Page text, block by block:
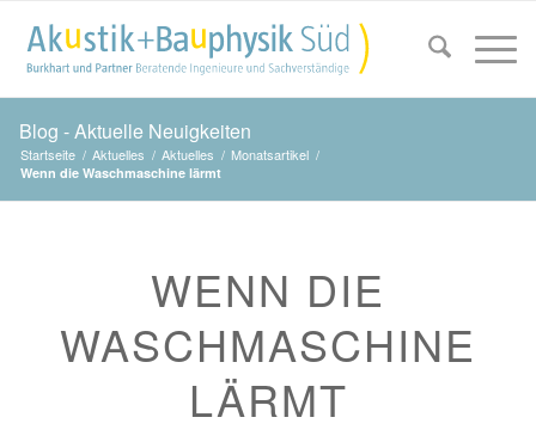
Blog - Aktuelle Neuigkeiten
Startseite / Aktuelles / Aktuelles / Monatsartikel /
Wenn die Waschmaschine lärmt
WENN DIE
WASCHMASCHINE
LÄRMT